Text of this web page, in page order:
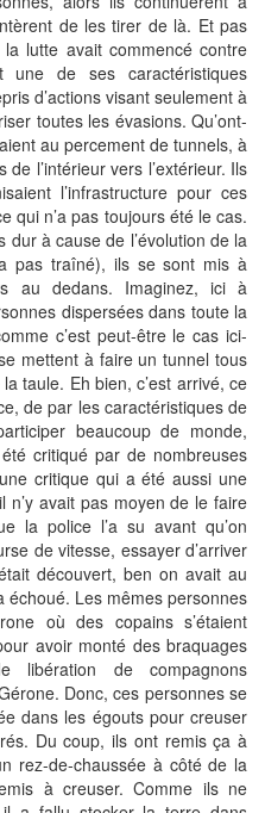
de les tirer de là. Et pas
lutte avait commencé contre
une de ses caractéristiques
d’actions visant seulement à
toutes les évasions. Qu’ont-
au percement de tunnels, à
l’intérieur vers l’extérieur. Ils
l’infrastructure pour ces
qui n’a pas toujours été le cas.
à cause de l’évolution de la
pas traîné), ils se sont mis à
au dedans. Imaginez, ici à
dispersées dans toute la
c’est peut-être le cas ici-
mettent à faire un tunnel tous
taule. Eh bien, c’est arrivé, ce
de par les caractéristiques de
beaucoup de monde,
critiqué par de nombreuses
critique qui a été aussi une
n’y avait pas moyen de le faire
la police l’a su avant qu’on
de vitesse, essayer d’arriver
découvert, ben on avait au
échoué. Les mêmes personnes
où des copains s’étaient
avoir monté des braquages
libération de compagnons
Donc, ces personnes se
dans les égouts pour creuser
Du coup, ils ont remis ça à
rez-de-chaussée à côté de la
à creuser. Comme ils ne